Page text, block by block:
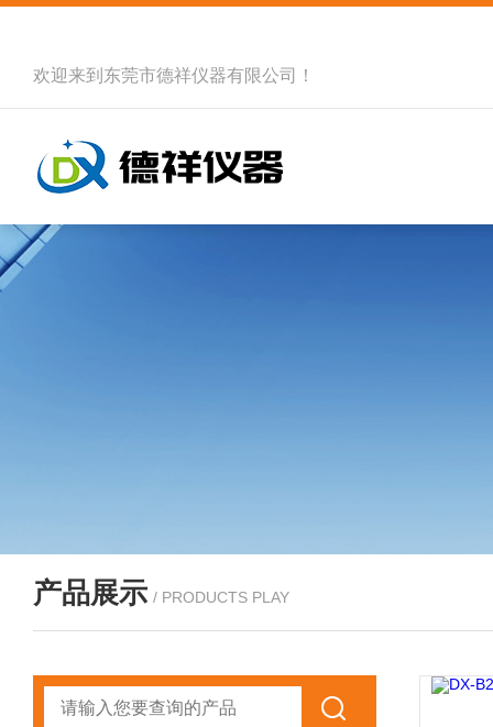
欢迎来到 东莞市德祥仪器有限公司 ！
产品展示 / PRODUCTS PLAY